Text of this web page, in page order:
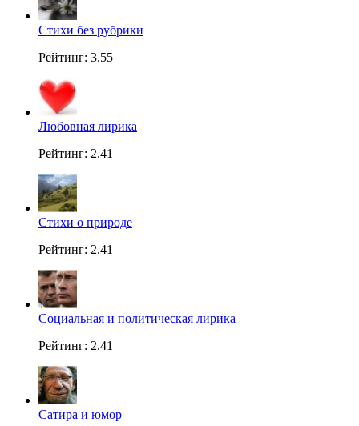
Стихи без рубрики
Рейтинг: 3.55
Любовная лирика
Рейтинг: 2.41
Стихи о природе
Рейтинг: 2.41
Социальная и политическая лирика
Рейтинг: 2.41
Сатира и юмор